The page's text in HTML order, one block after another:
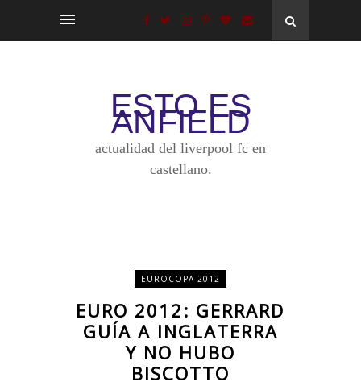
ESTO ES
ANFIELD
actualidad del liverpool fc en
castellano.
EUROCOPA 2012
EURO 2012: GERRARD
GUÍA A INGLATERRA
Y NO HUBO
BISCOTTO